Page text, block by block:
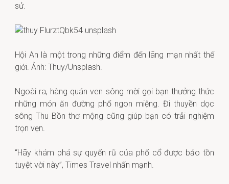
sử.
Hội An là một trong những điểm đến lãng mạn nhất thế
giới. Ảnh: Thuy/Unsplash.
Ngoài ra, hàng quán ven sông mời gọi bạn thưởng thức
những món ăn đường phố ngon miệng. Đi thuyền dọc
sông Thu Bồn thơ mộng cũng giúp bạn có trải nghiệm
trọn vẹn.
“Hãy khám phá sự quyến rũ của phố cổ được bảo tồn
tuyệt vời này”, Times Travel nhấn mạnh.